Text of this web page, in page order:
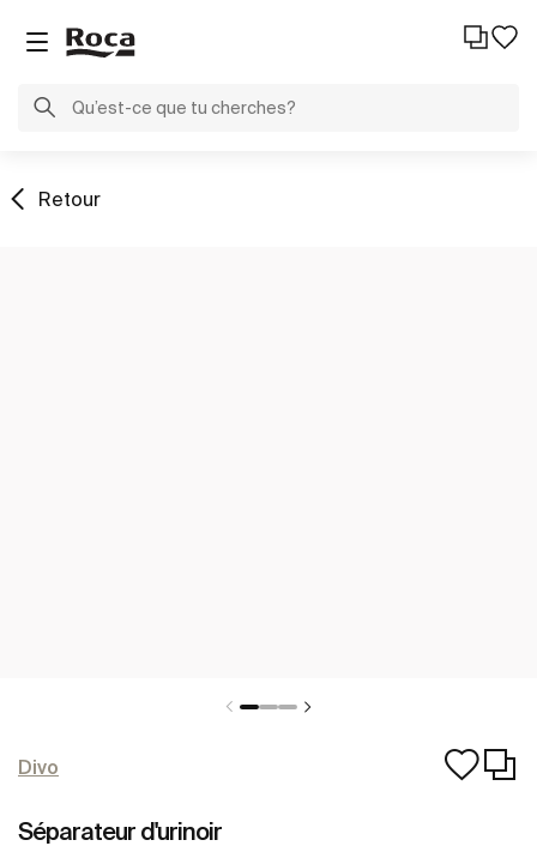
Retour
Divo
Séparateur d'urinoir